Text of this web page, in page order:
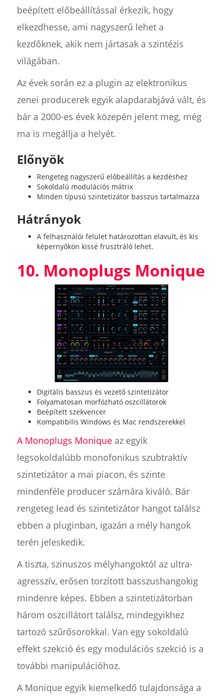
beépített előbeállítással érkezik, hogy
elkezdhesse, ami nagyszerű lehet a
kezdőknek, akik nem jártasak a szintézis
világában.
Az évek során ez a plugin az elektronikus
zenei producerek egyik alapdarabjává vált, és
bár a 2000-es évek közepén jelent meg, még
ma is megállja a helyét.
Előnyök
Rengeteg nagyszerű előbeállítás a kezdéshez
Sokoldalú modulációs mátrix
Minden típusú szintetizátor basszus tartalmazza
Hátrányok
A felhasználói felület határozottan elavult, és kis
képernyőkön kissé frusztráló lehet.
10. Monoplugs Monique
Digitális basszus és vezető szintetizátor
Folyamatosan morfózható oszcillátorok
Beépített szekvencer
Kompatibilis Windows és Mac rendszerekkel
A Monoplugs Moniqueaz egyik
legsokoldalúbb monofonikus szubtraktív
szintetizátor a mai piacon, és szinte
mindenféle producer számára kiváló. Bár
rengeteg lead és szintetizátor hangot találsz
ebben a pluginban, igazán a mély hangok
terén jeleskedik.
A tiszta, szinuszos mélyhangoktól az ultra-
agresszív, erősen torzított basszushangokig
mindenre képes. Ebben a szintetizátorban
három oszcillátort találsz, mindegyikhez
tartozó szűrősorokkal. Van egy sokoldalú
effekt szekció és egy modulációs szekció is a
további manipulációhoz.
A Monique egyik kiemelkedő tulajdonsága a